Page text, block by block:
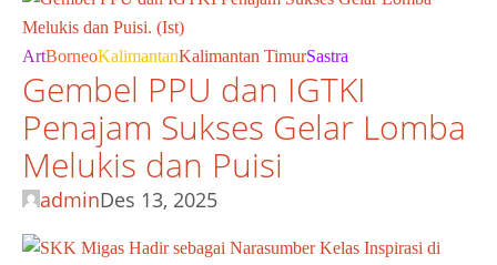
ArtBorneoKalimantanKalimantan TimurSastra
Gembel PPU dan IGTKI
Penajam Sukses Gelar Lomba
Melukis dan Puisi
adminDes 13, 2025